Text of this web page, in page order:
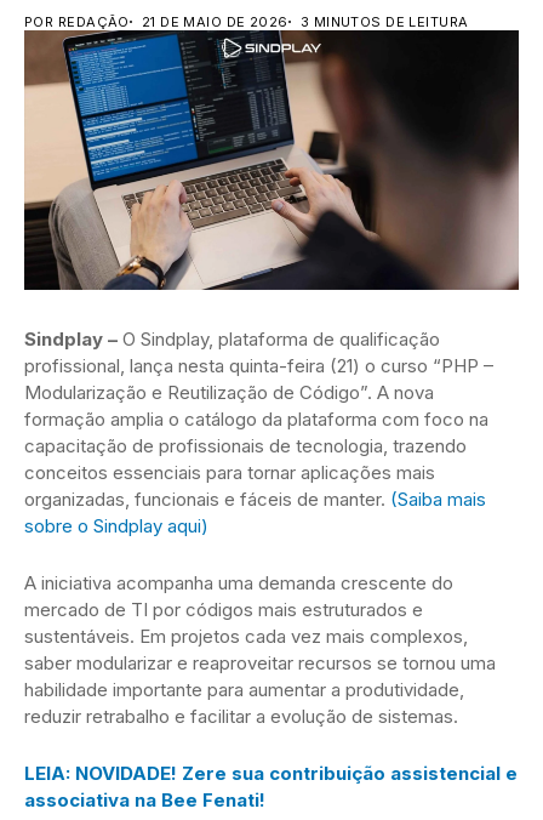
POR REDAÇÃO 21 DE MAIO DE 2026 3 MINUTOS DE LEITURA
Sindplay – O Sindplay, plataforma de qualificação
profissional, lança nesta quinta-feira (21) o curso “PHP –
Modularização e Reutilização de Código”. A nova
formação amplia o catálogo da plataforma com foco na
capacitação de profissionais de tecnologia, trazendo
conceitos essenciais para tornar aplicações mais
organizadas, funcionais e fáceis de manter. (Saiba mais
sobre o Sindplay aqui)
A iniciativa acompanha uma demanda crescente do
mercado de TI por códigos mais estruturados e
sustentáveis. Em projetos cada vez mais complexos,
saber modularizar e reaproveitar recursos se tornou uma
habilidade importante para aumentar a produtividade,
reduzir retrabalho e facilitar a evolução de sistemas.
LEIA: NOVIDADE! Zere sua contribuição assistencial e
associativa na Bee Fenati!